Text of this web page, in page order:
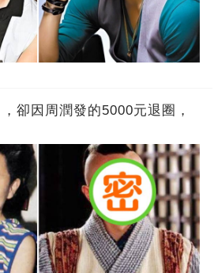
卻因周潤發的5000元退圈，